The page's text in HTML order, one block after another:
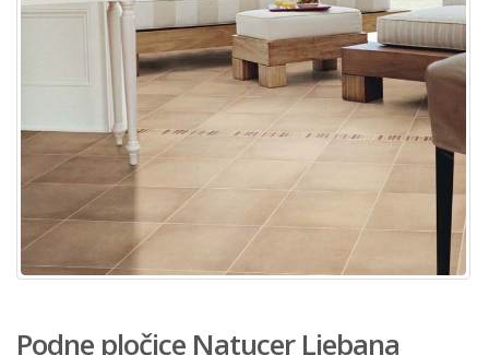
Podne pločice Natucer Liebana